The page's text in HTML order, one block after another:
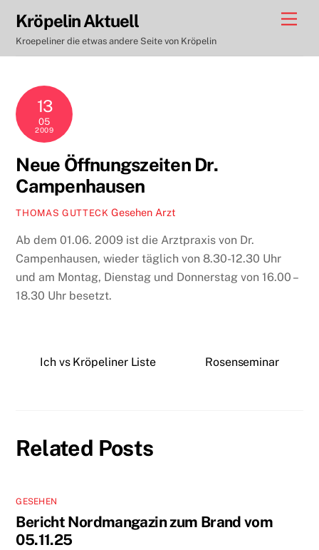
content
Kröpelin Aktuell
Kroepeliner die etwas andere Seite von Kröpelin
13
05
2009
Neue Öffnungszeiten Dr.
Campenhausen
THOMAS GUTTECK Gesehen Arzt
Ab dem 01.06. 2009 ist die Arztpraxis von Dr.
Campenhausen, wieder täglich von 8.30-12.30 Uhr
und am Montag, Dienstag und Donnerstag von 16.00 –
18.30 Uhr besetzt.
Ich vs Kröpeliner Liste Rosenseminar
Related Posts
GESEHEN
Bericht Nordmangazin zum Brand vom
05.11.25